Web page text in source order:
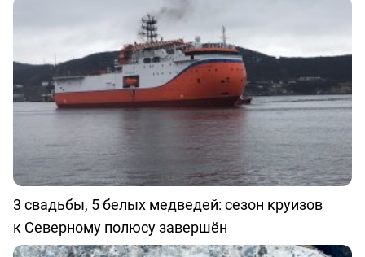
3 свадьбы, 5 белых медведей: сезон круизов
к Северному полюсу завершён